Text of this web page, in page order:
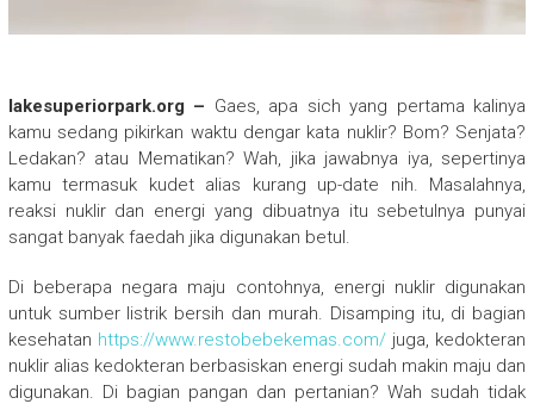
lakesuperiorpark.org – Gaes, apa sich yang pertama kalinya
kamu sedang pikirkan waktu dengar kata nuklir? Bom? Senjata?
Ledakan? atau Mematikan? Wah, jika jawabnya iya, sepertinya
kamu termasuk kudet alias kurang up-date nih. Masalahnya,
reaksi nuklir dan energi yang dibuatnya itu sebetulnya punyai
sangat banyak faedah jika digunakan betul.
Di beberapa negara maju contohnya, energi nuklir digunakan
untuk sumber listrik bersih dan murah. Disamping itu, di bagian
kesehatan https://www.restobebekemas.com/juga, kedokteran
nuklir alias kedokteran berbasiskan energi sudah makin maju dan
digunakan. Di bagian pangan dan pertanian? Wah sudah tidak